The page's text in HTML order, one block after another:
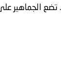
الجماهير